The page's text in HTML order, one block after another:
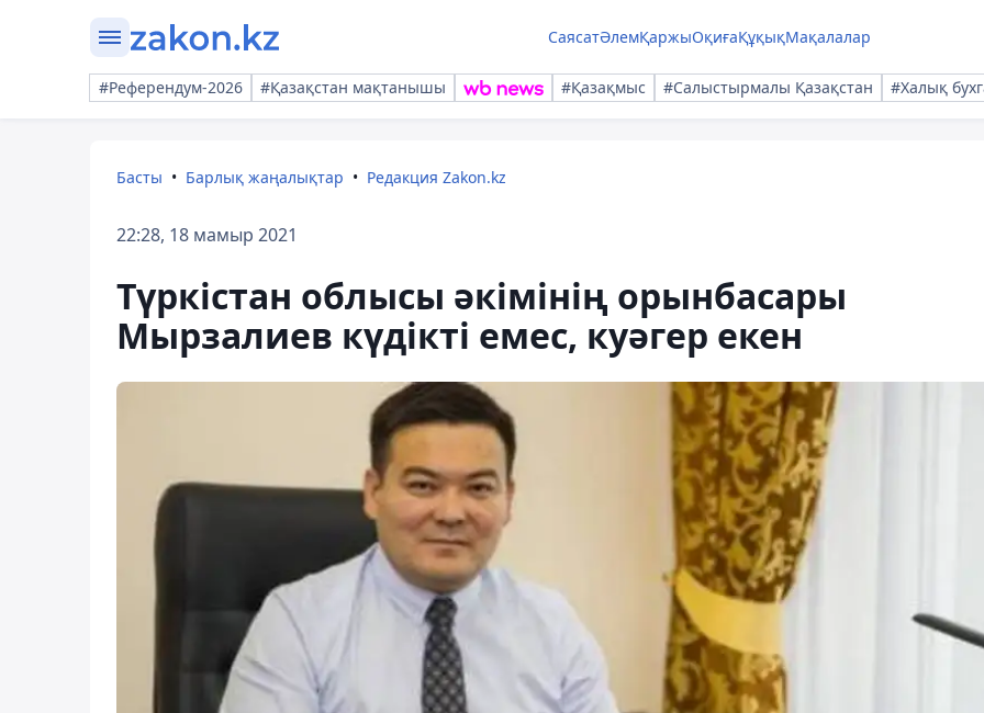
СаясатӘлемҚаржыОқиғаҚұқықМақалалар
#Референдум-2026 #Қазақстан мақтанышы #Қазақмыс #Салыстырмалы Қазақстан #Халық
Басты Барлық жаңалықтар Редакция Zakon.kz
22:28, 18 мамыр 2021
Түркістан облысы әкімінің орынбасары
Мырзалиев күдікті емес, куәгер екен